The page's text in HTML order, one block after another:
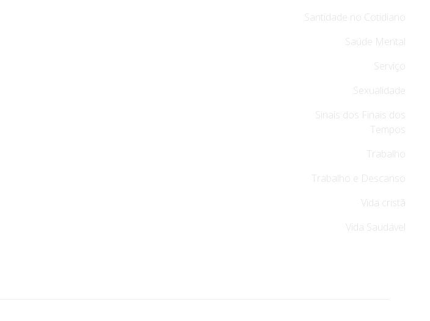
Santidade no Cotidiano
Saúde Mental
Serviço
Sexualidade
Sinais dos Finais dos
Tempos
Trabalho
Trabalho e Descanso
Vida cristã
Vida Saudável